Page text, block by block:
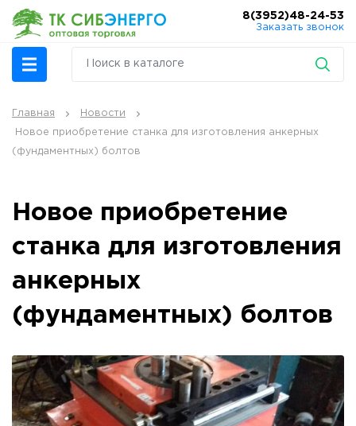
8(3952)48-24-53
Заказать звонок
Главная Новости
Новое приобретение станка для изготовления анкерных
(фундаментных) болтов
Новое приобретение
станка для изготовления
анкерных
(фундаментных) болтов